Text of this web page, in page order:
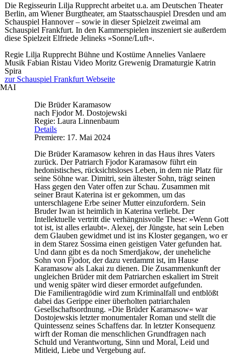
Die Regisseurin Lilja Rupprecht arbeitet u.a. am Deutschen Theater
Berlin, am Wiener Burgtheater, am Staatsschauspiel Dresden und am
Schauspiel Hannover – sowie in dieser Spielzeit zweimal am
Schauspiel Frankfurt. In den Kammerspielen inszeniert sie außerdem
diese Spielzeit Elfriede Jelineks »Sonne/Luft«.
RegieLilja Rupprecht Bühne und KostümeAnnelies Vanlaere
Musik Fabian Ristau VideoMoritz Grewenig DramaturgieKatrin
Spira
zur Schauspiel Frankfurt Webseite
MAI
Die Brüder Karamasow
nach Fjodor M. Dostojewski
Regie: Laura Linnenbaum
Details
Premiere: 17. Mai 2024
Die Brüder Karamasow kehren in das Haus ihres Vaters
zurück. Der Patriarch Fjodor Karamasow führt ein
hedonistisches, rücksichtsloses Leben, in dem nie Platz für
seine Söhne war. Dimitri, sein ältester Sohn, trägt seinen
Hass gegen den Vater offen zur Schau. Zusammen mit
seiner Braut Katerina ist er gekommen, um das
unterschlagene Erbe seiner Mutter einzufordern. Sein
Bruder Iwan ist heimlich in Katerina verliebt. Der
Intellektuelle vertritt die verhängnisvolle These: »Wenn Gott
tot ist, ist alles erlaubt«. Alexej, der Jüngste, hat sein Leben
dem Glauben gewidmet und ist ins Kloster gegangen, wo er
in dem Starez Sossima einen geistigen Vater gefunden hat.
Und dann gibt es da noch Smerdjakow, der uneheliche
Sohn von Fjodor, der dazu verdammt ist, im Hause
Karamasow als Lakai zu dienen. Die Zusammenkunft der
ungleichen Brüder mit dem Patriarchen eskaliert im Streit
und wenig später wird dieser ermordet aufgefunden.
Die Familientragödie wird zum Kriminalfall und entblößt
dabei das Gerippe einer überholten patriarchalen
Gesellschaftsordnung. »Die Brüder Karamasow« war
Dostojewskis letzter monumentaler Roman und stellt die
Quintessenz seines Schaffens dar. In letzter Konsequenz
wirft der Roman die menschlichen Grundfragen nach
Schuld und Verantwortung, Sinn und Moral, Leid und
Mitleid, Liebe und Vergebung auf.